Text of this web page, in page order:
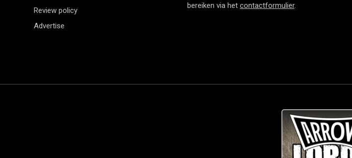
Review policy
Advertise
bereiken via het contactformulier.